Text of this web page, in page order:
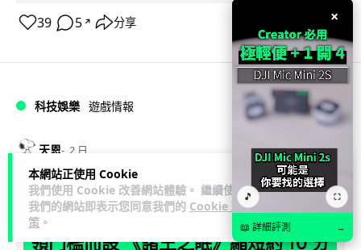
本網站正使用 Cookie
我們使用 Cookie 改善網站體驗。 繼續使用
我們的網站即表示您同意我們的 Cookie 政
策 。
39 5 ↗ 分享
科技娛樂 遊戲情報
天恩 2 日
《魔獸世界：至暗之夜》12.1 「烏拉特
克的詛咒」專訪：巢穴不為提高世界首
領門檻而設 《諸王之眠》縮短約 10 分
×
🎵 ⛶
📖 詳細評測 →